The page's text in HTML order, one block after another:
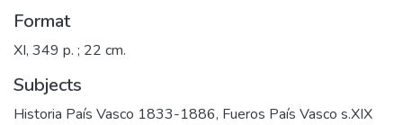
Format
XI, 349 p. ; 22 cm.
Subjects
Historia País Vasco 1833-1886, Fueros País Vasco s.XIX